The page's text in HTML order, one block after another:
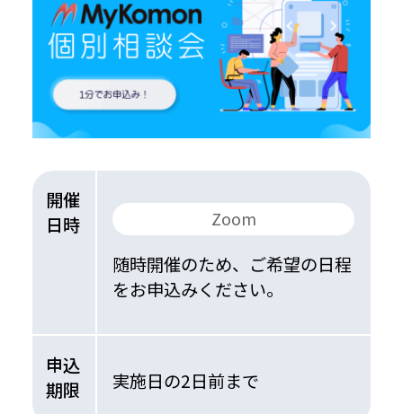
開催
日時
Zoom
随時開催のため、ご希望の日程
をお申込みください。
申込
期限
実施日の2日前まで